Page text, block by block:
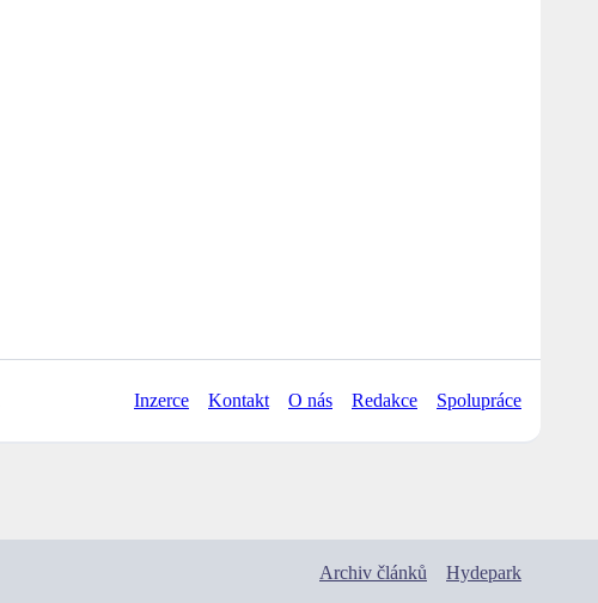
Inzerce Kontakt O nás Redakce Spolupráce
Archiv článků Hydepark